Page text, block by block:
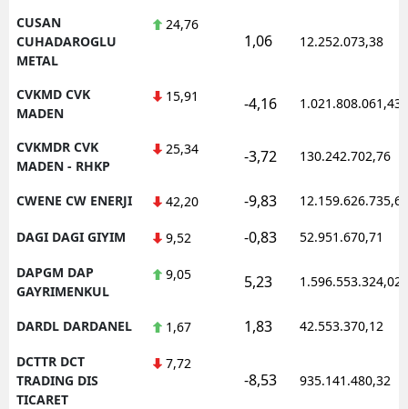
CUSAN
CUHADAROGLU
METAL
24,76
1,06 12.252.073,38
CVKMD CVK
MADEN
15,91 -4,16 1.021.808.061,43
CVKMDR CVK
MADEN - RHKP
25,34 -3,72 130.242.702,76
CWENE CW ENERJI 42,20 -9,83 12.159.626.735,62
DAGI DAGI GIYIM 9,52 -0,83 52.951.670,71
DAPGM DAP
GAYRIMENKUL
9,05 5,23 1.596.553.324,02
DARDL DARDANEL 1,67 1,83 42.553.370,12
DCTTR DCT
TRADING DIS
TICARET
7,72
-8,53 935.141.480,32